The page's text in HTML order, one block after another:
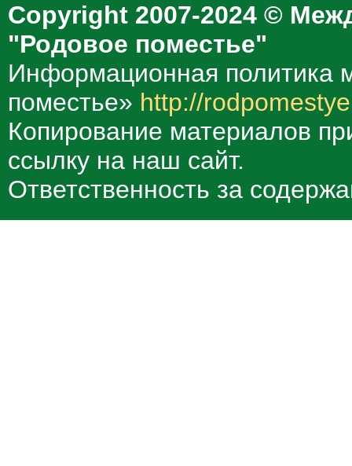
Copyright 2007-2024 ©
"Родовое поместье"
Информационная политика
поместье» http://
Копирование материалов
ссылку на наш сайт.
Ответственность за